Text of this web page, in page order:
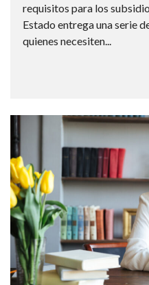
requisitos para los
Estado entrega una serie
quienes necesiten...